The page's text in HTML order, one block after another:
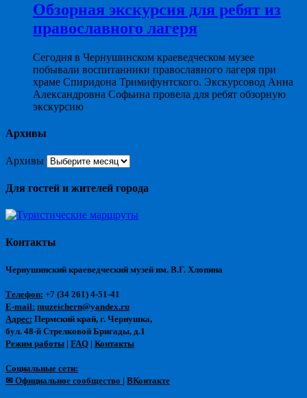
Обзорная экскурсия для ребят из
православного лагеря
Сегодня в Чернушинском краеведческом музее
побывали воспитанники православного лагеря при
храме Спиридона Тримифунтского. Экскурсовод Анна
Александровна Софьина провела для ребят обзорную
экскурсию
Архивы
Архивы
Для гостей и жителей города
Контакты
Чернушинский краеведческий музей им. В.Г. Хлопина
Телефон: +7 (34 261) 4-51-41
E-mail: muzeichern@yandex.ru
Адрес: Пермский край, г. Чернушка,
бул. 48-й Стрелковой Бригады, д.1
Режим работы | FAQ | Контакты
Социальные сети:
✉ Официальное сообщество | ВКонтакте